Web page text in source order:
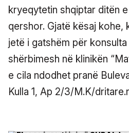
kryeqytetin shqiptar ditën
qershor. Gjatë kësaj kohe,
jetë i gatshëm për
shërbimesh në klinikën
e cila ndodhet pranë
Kulla 1, Ap 2/3/M.K/